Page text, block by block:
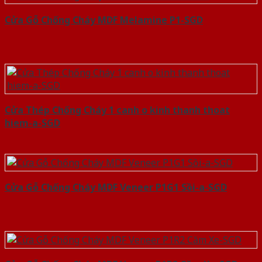
Cửa Gỗ Chống Cháy MDF Melamine P1-SGD
Cửa Thép Chống Cháy 1 canh o kinh thanh thoat
hiem-a-SGD
Cửa Gỗ Chống Cháy MDF Veneer P1G1 Sồi-a-SGD